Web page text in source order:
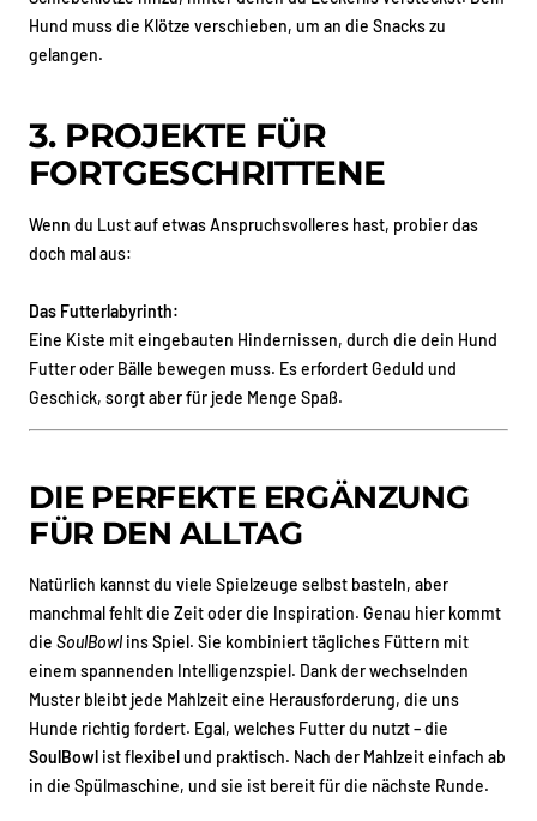
Hund muss die Klötze verschieben, um an die Snacks zu
gelangen.
3. PROJEKTE FÜR
FORTGESCHRITTENE
Wenn du Lust auf etwas Anspruchsvolleres hast, probier das
doch mal aus:
Das Futterlabyrinth:
Eine Kiste mit eingebauten Hindernissen, durch die dein Hund
Futter oder Bälle bewegen muss. Es erfordert Geduld und
Geschick, sorgt aber für jede Menge Spaß.
DIE PERFEKTE ERGÄNZUNG
FÜR DEN ALLTAG
Natürlich kannst du viele Spielzeuge selbst basteln, aber
manchmal fehlt die Zeit oder die Inspiration. Genau hier kommt
die SoulBowlins Spiel. Sie kombiniert tägliches Füttern mit
einem spannenden Intelligenzspiel. Dank der wechselnden
Muster bleibt jede Mahlzeit eine Herausforderung, die uns
Hunde richtig fordert. Egal, welches Futter du nutzt – die
SoulBowl ist flexibel und praktisch. Nach der Mahlzeit einfach ab
in die Spülmaschine, und sie ist bereit für die nächste Runde.